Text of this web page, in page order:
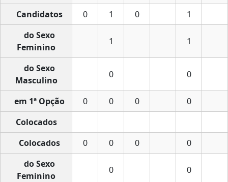
Candidatos
0 1 0
1
do Sexo
Feminino
1 1
do Sexo
Masculino
0 0
em 1ª Opção 0 0 0
0
Colocados
Colocados
0 0 0
0
do Sexo
Feminino
0 0